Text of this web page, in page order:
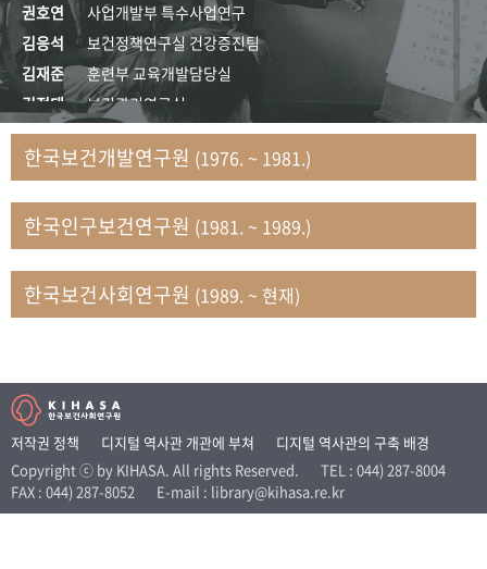
50+1주년 기념
성과 50선 숫자로 보는 50년
세계와 함께 한 KIHASA
VR 역사관
권호연
사업개발부 특수사업연구
김응석
보건정책연구실 건강증진팀
김재준
훈련부 교육개발담당실
김정태
보건관리연구실
김지자
연구부 사회개발담당실
김태룡
조사평가부 연구과
문현상
가족복지연구실 인구가족연구팀
박인화
보건정책연구실
박재빈
연구부 인구역학담당실
변종화
보건정책연구실 건강증진팀
송건용
보건정책연구실
송태민
정보통계연구실 빅데이터연구센터
신희설
사업개발부 국제협력연구실
이규식
의료보험연구실
이문기
훈련부
한국보건개발연구원 (1976. ~ 1981.)
한국인구보건연구원 (1981. ~ 1989.)
한국보건사회연구원 (1989. ~ 현재)
저작권 정책 디지털 역사관 개관에 부쳐
디지털 역사관의 구축 배경
Copyright ⓒ by KIHASA. All rights Reserved.
TEL : 044) 287-8004
FAX : 044) 287-8052
E-mail : library@kihasa.re.kr